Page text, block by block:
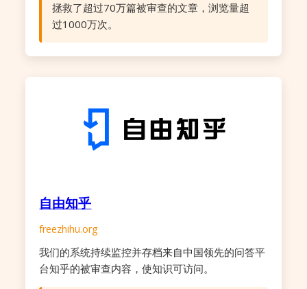
拯救了超过70万篇被审查的文章，浏览量超
过1000万次。
自由知乎
freezhihu.org
我们的系统持续监控并存档来自中国领先的问答平
台知乎的被审查内容，使知识可访问。